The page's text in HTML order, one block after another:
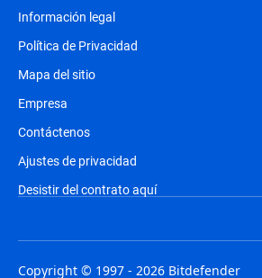
Información legal
Política de Privacidad
Mapa del sitio
Empresa
Contáctenos
Ajustes de privacidad
Desistir del contrato aquí
Copyright © 1997 - 2026 Bitdefender